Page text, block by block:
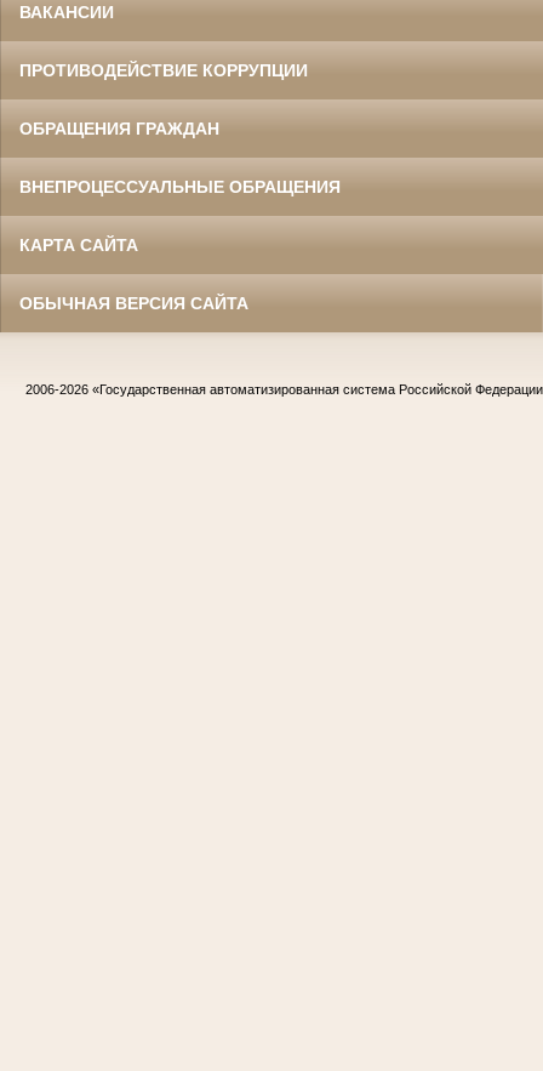
ВАКАНСИИ
ПРОТИВОДЕЙСТВИЕ КОРРУПЦИИ
ОБРАЩЕНИЯ ГРАЖДАН
ВНЕПРОЦЕССУАЛЬНЫЕ ОБРАЩЕНИЯ
КАРТА САЙТА
ОБЫЧНАЯ ВЕРСИЯ САЙТА
2006-2026 «Государственная автоматизированная система Российской